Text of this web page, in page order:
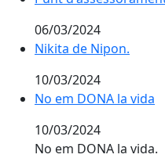
06/03/2024
Nikita de Nipon.
Nikita de Nipon.
10/03/2024
No em DONA la vida
No em DONA la vida
10/03/2024
No em DONA la vida.